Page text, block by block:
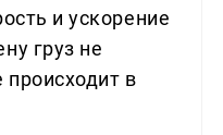
и ускорение
груз не
в